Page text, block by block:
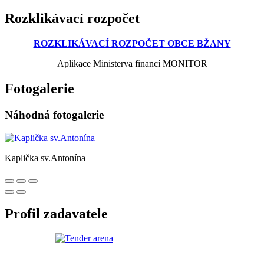
Rozklikávací rozpočet
ROZKLIKÁVACÍ ROZPOČET OBCE BŽANY
Aplikace Ministerva financí MONITOR
Fotogalerie
Náhodná fotogalerie
Kaplička sv.Antonína
Profil zadavatele